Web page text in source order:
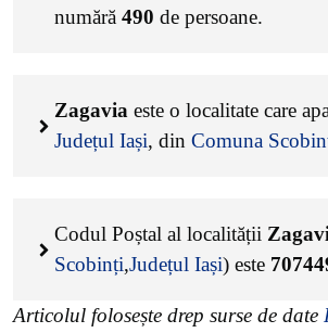
numără 490 de persoane.
Zagavia este o localitate care
Județul Iași, din Comuna
Codul Poștal al localității
Scobinți,Județul Iași) este
Articolul folosește drep surse de date